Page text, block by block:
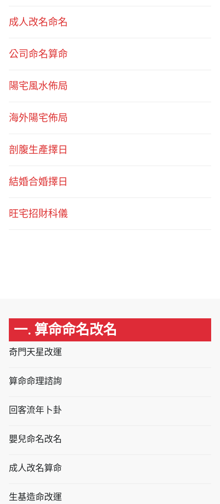
成人改名命名
公司命名算命
陽宅風水佈局
海外陽宅佈局
剖腹生產擇日
結婚合婚擇日
旺宅招財科儀
一. 算命命名改名
奇門天星改運
算命命理諮詢
回客流年卜卦
嬰兒命名改名
成人改名算命
生基造命改運